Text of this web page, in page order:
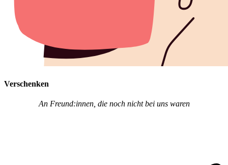
Verschenken
An Freund:innen, die noch nicht bei uns waren